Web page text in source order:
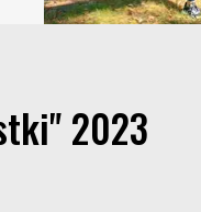
Statut
2023